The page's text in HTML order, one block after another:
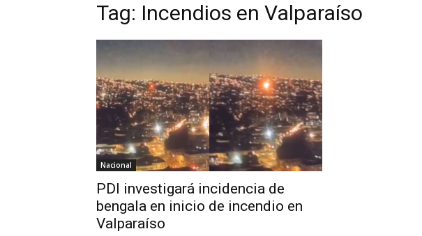
Tag: Incendios en Valparaíso
Nacional
PDI investigará incidencia de
bengala en inicio de incendio en
Valparaíso